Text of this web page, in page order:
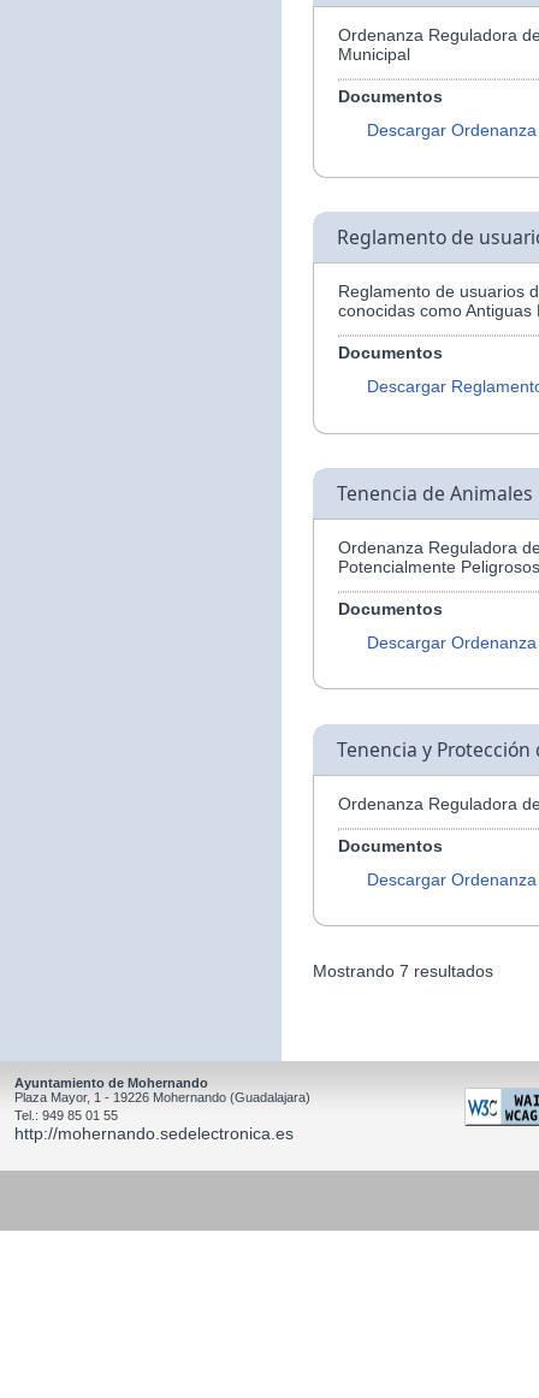
Ordenanza Reguladora
Municipal
Documentos
Descargar Ordenanza
Reglamento de
Reglamento de usuarios
conocidas como Antiguas
Documentos
Descargar
Tenencia de
Ordenanza Reguladora
Potencialmente Peligrosos
Documentos
Descargar Ordenanza
Tenencia y Protección
Ordenanza Reguladora
Documentos
Descargar Ordenanza
Mostrando 7 resultados
Ayuntamiento de Mohernando
Plaza Mayor, 1 - 19226 Mohernando (Guadalajara)
Tel.: 949 85 01 55
http://mohernando.sedelectronica.es